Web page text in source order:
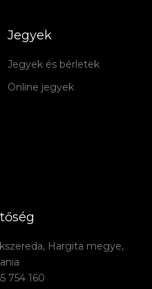
Jegyek
Jegyek és bérletek
Online jegyek
Hargita megye,
754 160